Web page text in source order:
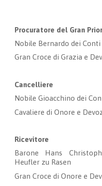
Procuratore del Gran
Nobile Bernardo dei Conti
Gran Croce di Grazia e
Cancelliere
Nobile Gioacchino dei
Cavaliere di Onore e
Ricevitore
Barone Hans
Heufler zu Rasen
Gran Croce di Onore e